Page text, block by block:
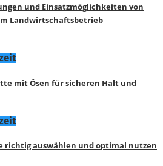
und Einsatzmöglichkeiten von
Landwirtschaftsbetrieb
mit Ösen für sicheren Halt und
richtig auswählen und optimal nutzen